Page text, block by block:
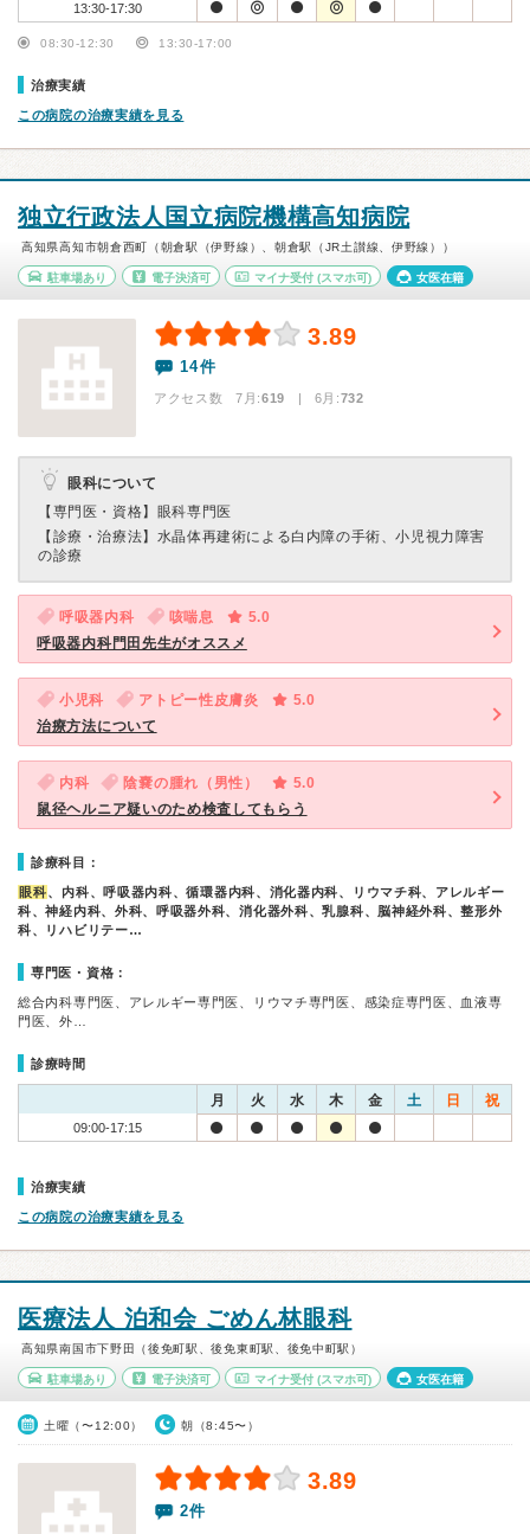
13:30-17:30
08:30-12:30 13:30-17:00
治療実績
この病院の治療実績を見る
独立行政法人国立病院機構高知病院
高知県高知市朝倉西町（朝倉駅（伊野線）、朝倉駅（JR土讃線、伊野線））
駐車場あり 電子決済可 マイナ受付 (スマホ可) 女医在籍
3.89
14件
アクセス数 7月:619 | 6月:732
眼科について
【専門医・資格】 眼科専門医
【診療・治療法】 水晶体再建術による白内障の手術、小児視力障害
の診療
呼吸器内科 咳喘息
5.0
呼吸器内科門田先生がオススメ
小児科 アトピー性皮膚炎
5.0
治療方法について
内科 陰嚢の腫れ（男性）
5.0
鼠径ヘルニア疑いのため検査してもらう
診療科目：
眼科、内科、呼吸器内科、循環器内科、消化器内科、リウマチ科、アレルギー
科、神経内科、外科、呼吸器外科、消化器外科、乳腺科、脳神経外科、整形外
科、リハビリテー…
専門医・資格：
総合内科専門医、アレルギー専門医、リウマチ専門医、感染症専門医、血液専
門医、外…
診療時間
月 火 水 木 金 土 日 祝
09:00-17:15
治療実績
この病院の治療実績を見る
医療法人 泊和会 ごめん林眼科
高知県南国市下野田（後免町駅、後免東町駅、後免中町駅）
駐車場あり 電子決済可 マイナ受付 (スマホ可) 女医在籍
土曜（〜12:00） 朝（8:45〜）
3.89
2件